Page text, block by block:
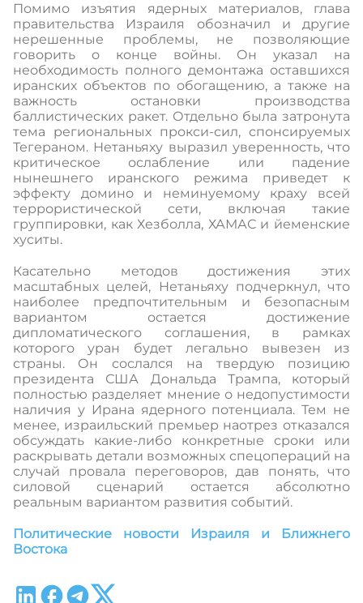
Помимо изъятия ядерных материалов, глава
правительства Израиля обозначил и другие
нерешенные проблемы, не позволяющие
говорить о конце войны. Он указал на
необходимость полного демонтажа оставшихся
иранских объектов по обогащению, а также на
важность остановки производства
баллистических ракет. Отдельно была затронута
тема региональных прокси-сил, спонсируемых
Тегераном. Нетаньяху выразил уверенность, что
критическое ослабление или падение
нынешнего иранского режима приведет к
эффекту домино и неминуемому краху всей
террористической сети, включая такие
группировки, как Хезболла, ХАМАС и йеменские
хуситы.
Касательно методов достижения этих
масштабных целей, Нетаньяху подчеркнул, что
наиболее предпочтительным и безопасным
вариантом остается достижение
дипломатического соглашения, в рамках
которого уран будет легально вывезен из
страны. Он сослался на твердую позицию
президента США Дональда Трампа, который
полностью разделяет мнение о недопустимости
наличия у Ирана ядерного потенциала. Тем не
менее, израильский премьер наотрез отказался
обсуждать какие-либо конкретные сроки или
раскрывать детали возможных спецопераций на
случай провала переговоров, дав понять, что
силовой сценарий остается абсолютно
реальным вариантом развития событий.
Политические новости Израиля и Ближнего
Востока